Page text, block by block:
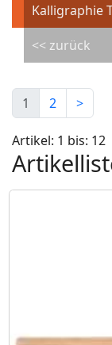
Kalligraphie
<< zurück
1 2 >
Artikel: 1 bis: 12